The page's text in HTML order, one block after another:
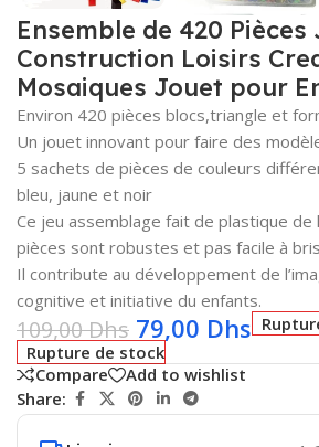
Ensemble de 420 Pièces
Construction Loisirs
Mosaiques Jouet pour
Environ 420 pièces blocs,triangle et
Un jouet innovant pour faire des
5 sachets de pièces de couleurs
bleu, jaune et noir
Ce jeu assemblage fait de plastique de
pièces sont robustes et pas facile à
Il contribute au développement de
cognitive et initiative du enfants.
109,00Dhs 79,00 Dhs
Rupture de stock
Compare
Add to wishlist
Share: